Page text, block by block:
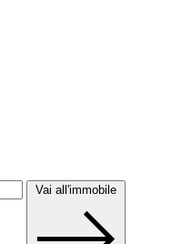
Vai all'immobile